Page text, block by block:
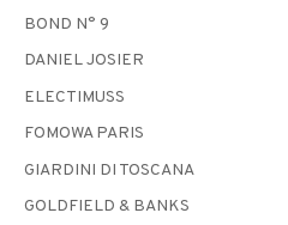
BOND N° 9
DANIEL JOSIER
ELECTIMUSS
FOMOWA PARIS
GIARDINI DI TOSCANA
GOLDFIELD & BANKS